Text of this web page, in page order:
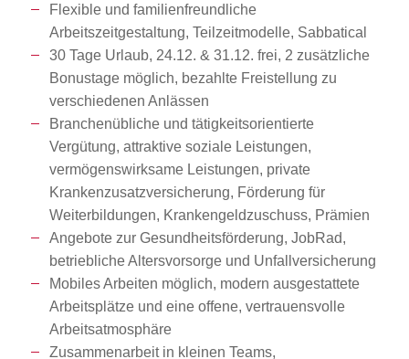
Flexible und familienfreundliche
Arbeitszeitgestaltung, Teilzeitmodelle, Sabbatical
30 Tage Urlaub, 24.12. & 31.12. frei, 2 zusätzliche
Bonustage möglich, bezahlte Freistellung zu
verschiedenen Anlässen
Branchenübliche und tätigkeitsorientierte
Vergütung, attraktive soziale Leistungen,
vermögenswirksame Leistungen, private
Krankenzusatzversicherung, Förderung für
Weiterbildungen, Krankengeldzuschuss, Prämien
Angebote zur Gesundheitsförderung, JobRad,
betriebliche Altersvorsorge und Unfallversicherung
Mobiles Arbeiten möglich, modern ausgestattete
Arbeitsplätze und eine offene, vertrauensvolle
Arbeitsatmosphäre
Zusammenarbeit in kleinen Teams,